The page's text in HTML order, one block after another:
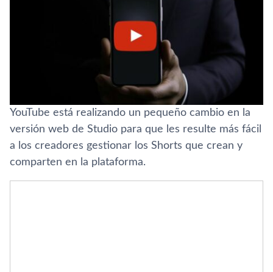
YouTube está realizando un pequeño cambio en la
versión web de Studio para que les resulte más fácil
a los creadores gestionar los Shorts que crean y
comparten en la plataforma.